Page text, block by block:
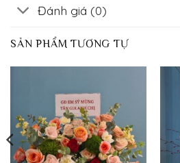
Đánh giá (0)
SẢN PHẨM TƯƠNG TỰ